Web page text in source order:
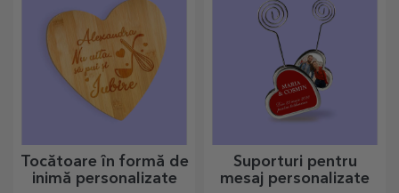
Tocătoare în formă de
inimă personalizate
Suporturi pentru
mesaj personalizate